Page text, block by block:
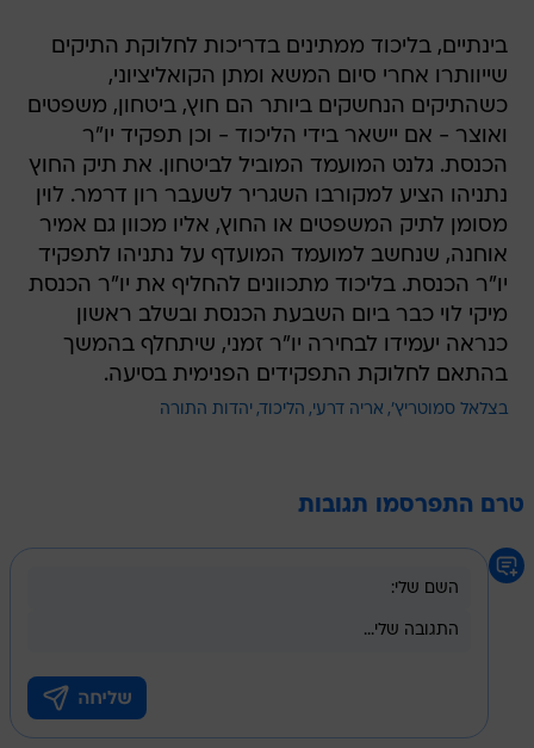
בינתיים, בליכוד ממתינים בדריכות לחלוקת התיקים
שייוותרו אחרי סיום המשא ומתן הקואליציוני,
כשהתיקים הנחשקים ביותר הם חוץ, ביטחון, משפטים
ואוצר - אם יישאר בידי הליכוד - וכן תפקיד יו"ר
הכנסת. גלנט המועמד המוביל לביטחון. את תיק החוץ
נתניהו הציע למקורבו השגריר לשעבר רון דרמר. לוין
מסומן לתיק המשפטים או החוץ, אליו מכוון גם אמיר
אוחנה, שנחשב למועמד המועדף על נתניהו לתפקיד
יו"ר הכנסת. בליכוד מתכוונים להחליף את יו"ר הכנסת
מיקי לוי כבר ביום השבעת הכנסת ובשלב ראשון
כנראה יעמידו לבחירה יו"ר זמני, שיתחלף בהמשך
בהתאם לחלוקת התפקידים הפנימית בסיעה.
בצלאל סמוטריץ' אריה דרעי הליכוד יהדות התורה
טרם התפרסמו תגובות